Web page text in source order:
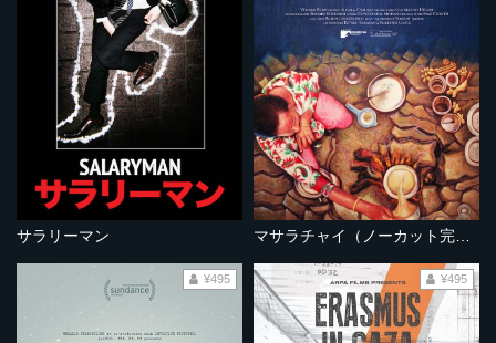
サラリーマン
¥495 ¥495